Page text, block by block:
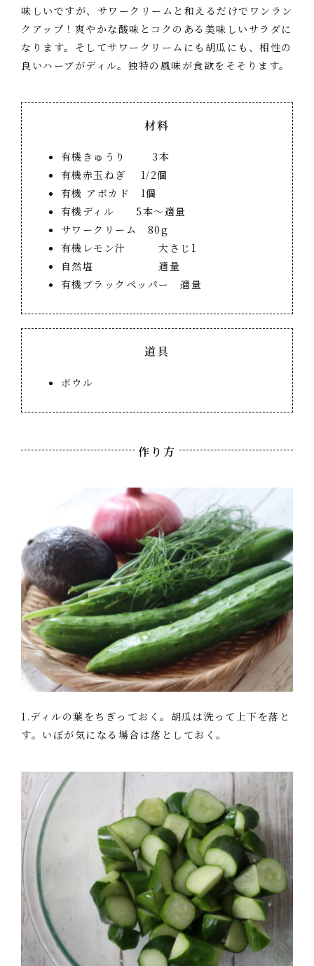
味しいですが、サワークリームと和えるだけでワンラン
クアップ！爽やかな酸味とコクのある美味しいサラダに
なります。そしてサワークリームにも胡瓜にも、相性の
良いハーブがディル。独特の風味が食欲をそそります。
材料
有機きゅうり 3本
有機赤玉ねぎ 1/2個
有機 アボカド 1個
有機ディル 5本～適量
サワークリーム 80g
有機レモン汁 大さじ1
自然塩 適量
有機ブラックペッパー 適量
道具
ボウル
作り方
1.ディルの葉をちぎっておく。胡瓜は洗って上下を落と
す。いぼが気になる場合は落としておく。